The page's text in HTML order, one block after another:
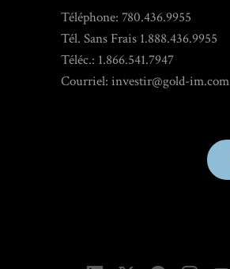
Téléphone: 780.436.9955
Tél. Sans Frais 1.888.436.9955
Téléc.: 1.866.541.7947
Courriel: investir@gold-im.com